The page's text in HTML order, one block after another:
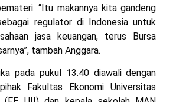
“Itu makannya kita gandeng
regulator di Indonesia untuk
jasa keuangan, terus Bursa
tambah Anggara.
pada pukul 13.40 diawali dengan
Fakultas Ekonomi Universitas